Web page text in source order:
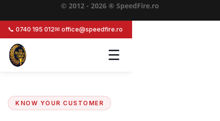
© 2012 - 2026 ® SpeedFire.ro